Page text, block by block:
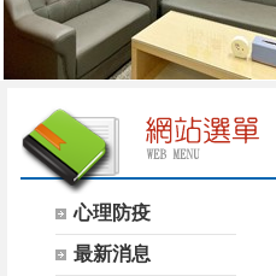
心理防疫
最新消息